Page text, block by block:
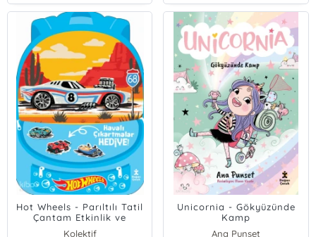
Hot Wheels - Parıltılı Tatil
Çantam Etkinlik ve
Boyama Kitabı
Kolektif
Unicornia - Gökyüzünde
Kamp
Ana Punset